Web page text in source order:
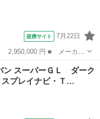
提携サイト 7月22日
■ グレード名： スー
ト アルパイン１１イン
ン スーパーＧＬ ダーク
プレイナビ・Ｔ…